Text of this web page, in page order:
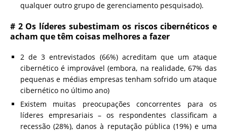
qualquer outro grupo de gerenciamento pesquisado).
# 2 Os líderes subestimam os riscos cibernéticos e
acham que têm coisas melhores a fazer
2 de 3 entrevistados (66%) acreditam que um ataque
cibernético é improvável (embora, na realidade, 67% das
pequenas e médias empresas tenham sofrido um ataque
cibernético no último ano)
Existem muitas preocupações concorrentes para os
líderes empresariais – os respondentes classificam a
recessão (28%), danos à reputação pública (19%) e uma